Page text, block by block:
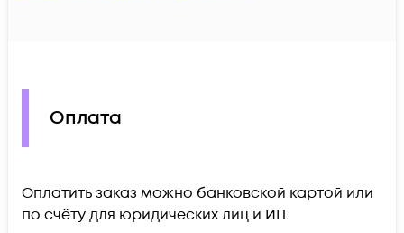
Оплата
Оплатить заказ можно банковской картой или
по счёту для юридических лиц и ИП.